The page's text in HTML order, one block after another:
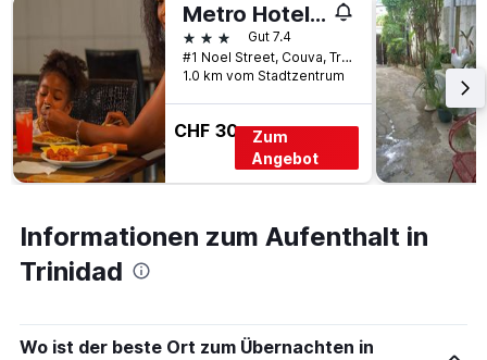
Metro Hotel Couva
3 SterneGut 7.4
#1 Noel Street, Couva, Trinidad und Tobago
1.0 km vom Stadtzentrum
CHF 30
Zum
Angebot
Informationen zum Aufenthalt in
Trinidad
Wo ist der beste Ort zum Übernachten in